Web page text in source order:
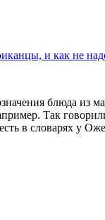
и как не
блюда из
Так
в словарях у